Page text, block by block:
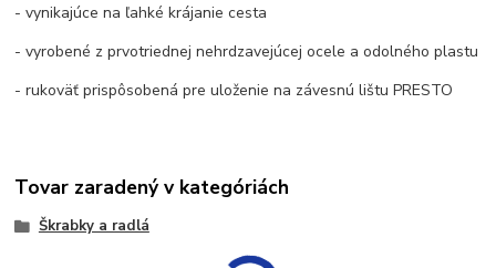
- vynikajúce na ľahké krájanie cesta
- vyrobené z prvotriednej nehrdzavejúcej ocele a odolného plastu
- rukoväť prispôsobená pre uloženie na závesnú lištu PRESTO
Tovar zaradený v kategóriách
Škrabky a radlá